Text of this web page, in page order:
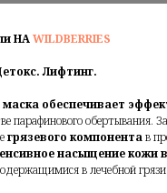
НАWILDBERRIES
Лифтинг.
обеспечивает
парафинового обертывания.
грязевого компонентав
насыщение кожи
в лечебной грязи.